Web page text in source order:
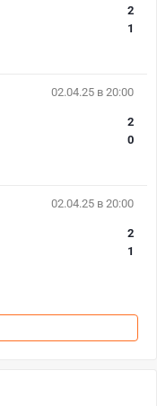
2
1
02.04.25 в 20:00
2
0
02.04.25 в 20:00
2
1